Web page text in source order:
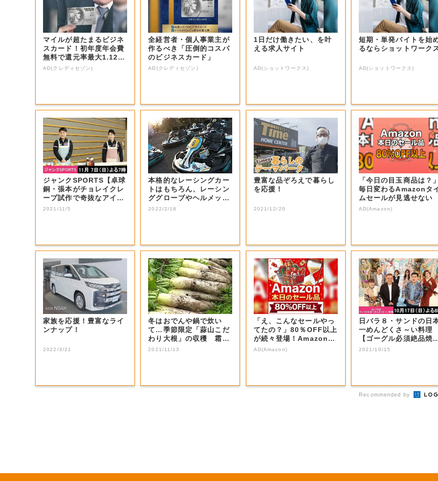
マイルが超たまるビジネ
スカード！初年度年会費
無料で還元率最大1.12
5%
AD(クレディセゾン)
全経営者・個人事業主が
作るべき「圧倒的コスパ
のビジネスカード」
AD(クレディセゾン)
1日だけ働きたい、を叶
える求人サイト
AD(ショットワークス)
短期・単発バイトを始
るならショットワーク
AD(ショットワークス)
ジャンクSPORTS【卓球
銅・張本がチョレイクレ
ープ試作で奇抜なアイデ
ィア】 |...
2021/11/5
本格的なレーシングカー
トはもちろん、レーシン
ググローブやヘルメット
もレンタルでき...
2022/2/18
豊富な品ぞろえで暮らし
を応援！
2021/12/20
「今日の目玉商品は？
毎日変わるAmazonタ
ムセールが見逃せない
AD(Amazon)
家族を応援！豊富なライ
ンナップ！
2022/3/21
冬はおでんや鍋で炊い
て…季節限定「蒜山こだ
わり大根」の収穫 霜が
降りることで甘み...
2021/11/13
「え、こんなセールやっ
てたの？」80％OFF以上
が続々登場！Amazonの
本気が...
AD(Amazon)
日バラ８・サンドの日
一めんどくさ～い料理
【ゴーグル必須絶品焼
肉屋＆究極の麻婆...
2021/10/15
Recommended by